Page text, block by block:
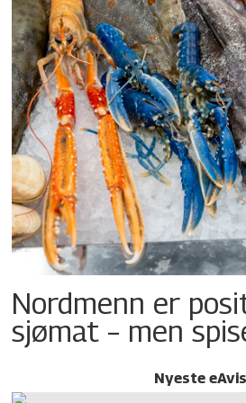
Nordmenn er
sjømat – men
Nyeste